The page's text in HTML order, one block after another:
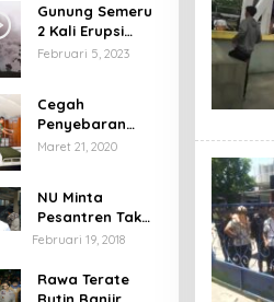
Gunung Semeru
2 Kali Erupsi
dengan Tinggi
Februari 5, 2023
Cegah
Penyebaran
Virus Corona,
Pelayanan
Maret 21, 2020
NU Minta
Pesantren Tak
Terprovokasi
Februari 19, 2018
Rawa Terate